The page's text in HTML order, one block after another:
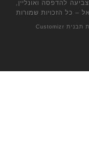
להדפסה ואונליין,
– כל הזכויות שמורות
תבנית Customizr